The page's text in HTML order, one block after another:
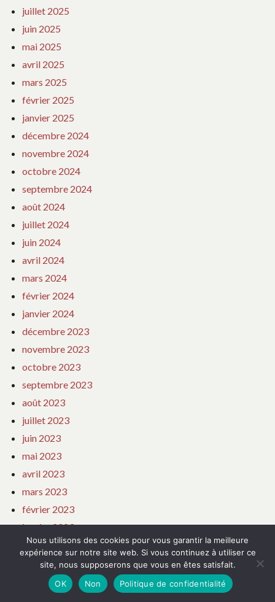
juillet 2025
juin 2025
mai 2025
avril 2025
mars 2025
février 2025
janvier 2025
décembre 2024
novembre 2024
octobre 2024
septembre 2024
août 2024
juillet 2024
juin 2024
avril 2024
mars 2024
février 2024
janvier 2024
décembre 2023
novembre 2023
octobre 2023
septembre 2023
août 2023
juillet 2023
juin 2023
mai 2023
avril 2023
mars 2023
février 2023
janvier 2023
décembre 2022
novembre 2022
octobre 2022
Nous utilisons des cookies pour vous garantir la meilleure
expérience sur notre site web. Si vous continuez à utiliser ce
site, nous supposerons que vous en êtes satisfait.
OK
Non Politique de confidentialité